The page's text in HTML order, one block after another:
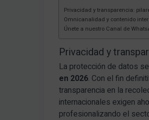
Privacidad y transparencia:
Omnicanalidad y contenido
Únete a nuestro Canal de
Privacidad y
La protección de datos
en 2026. Con el fin
transparencia en la
internacionales exigen
profesionalizando el